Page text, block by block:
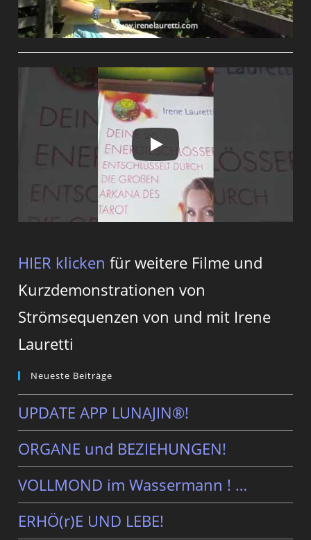
HIER klicken für weitere Filme und
Kurzdemonstrationen von
Strömsequenzen von und mit Irene
Lauretti
Neueste Beiträge
UPDATE APP LUNAJIN®!
ORGANE und BEZIEHUNGEN!
VOLLMOND im Wassermann ! …
ERHÖ(r)E UND LEBE!